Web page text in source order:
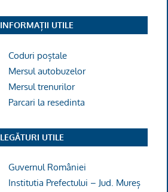
INFORMAȚII UTILE
Coduri poștale
Mersul autobuzelor
Mersul trenurilor
Parcari la resedinta
LEGĂTURI UTILE
Guvernul României
Institutia Prefectului – Jud. Mureș